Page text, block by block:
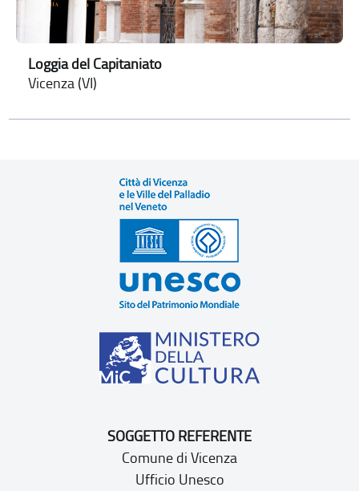
Loggia del Capitaniato
Vicenza (VI)
SOGGETTO REFERENTE
Comune di Vicenza
Ufficio Unesco